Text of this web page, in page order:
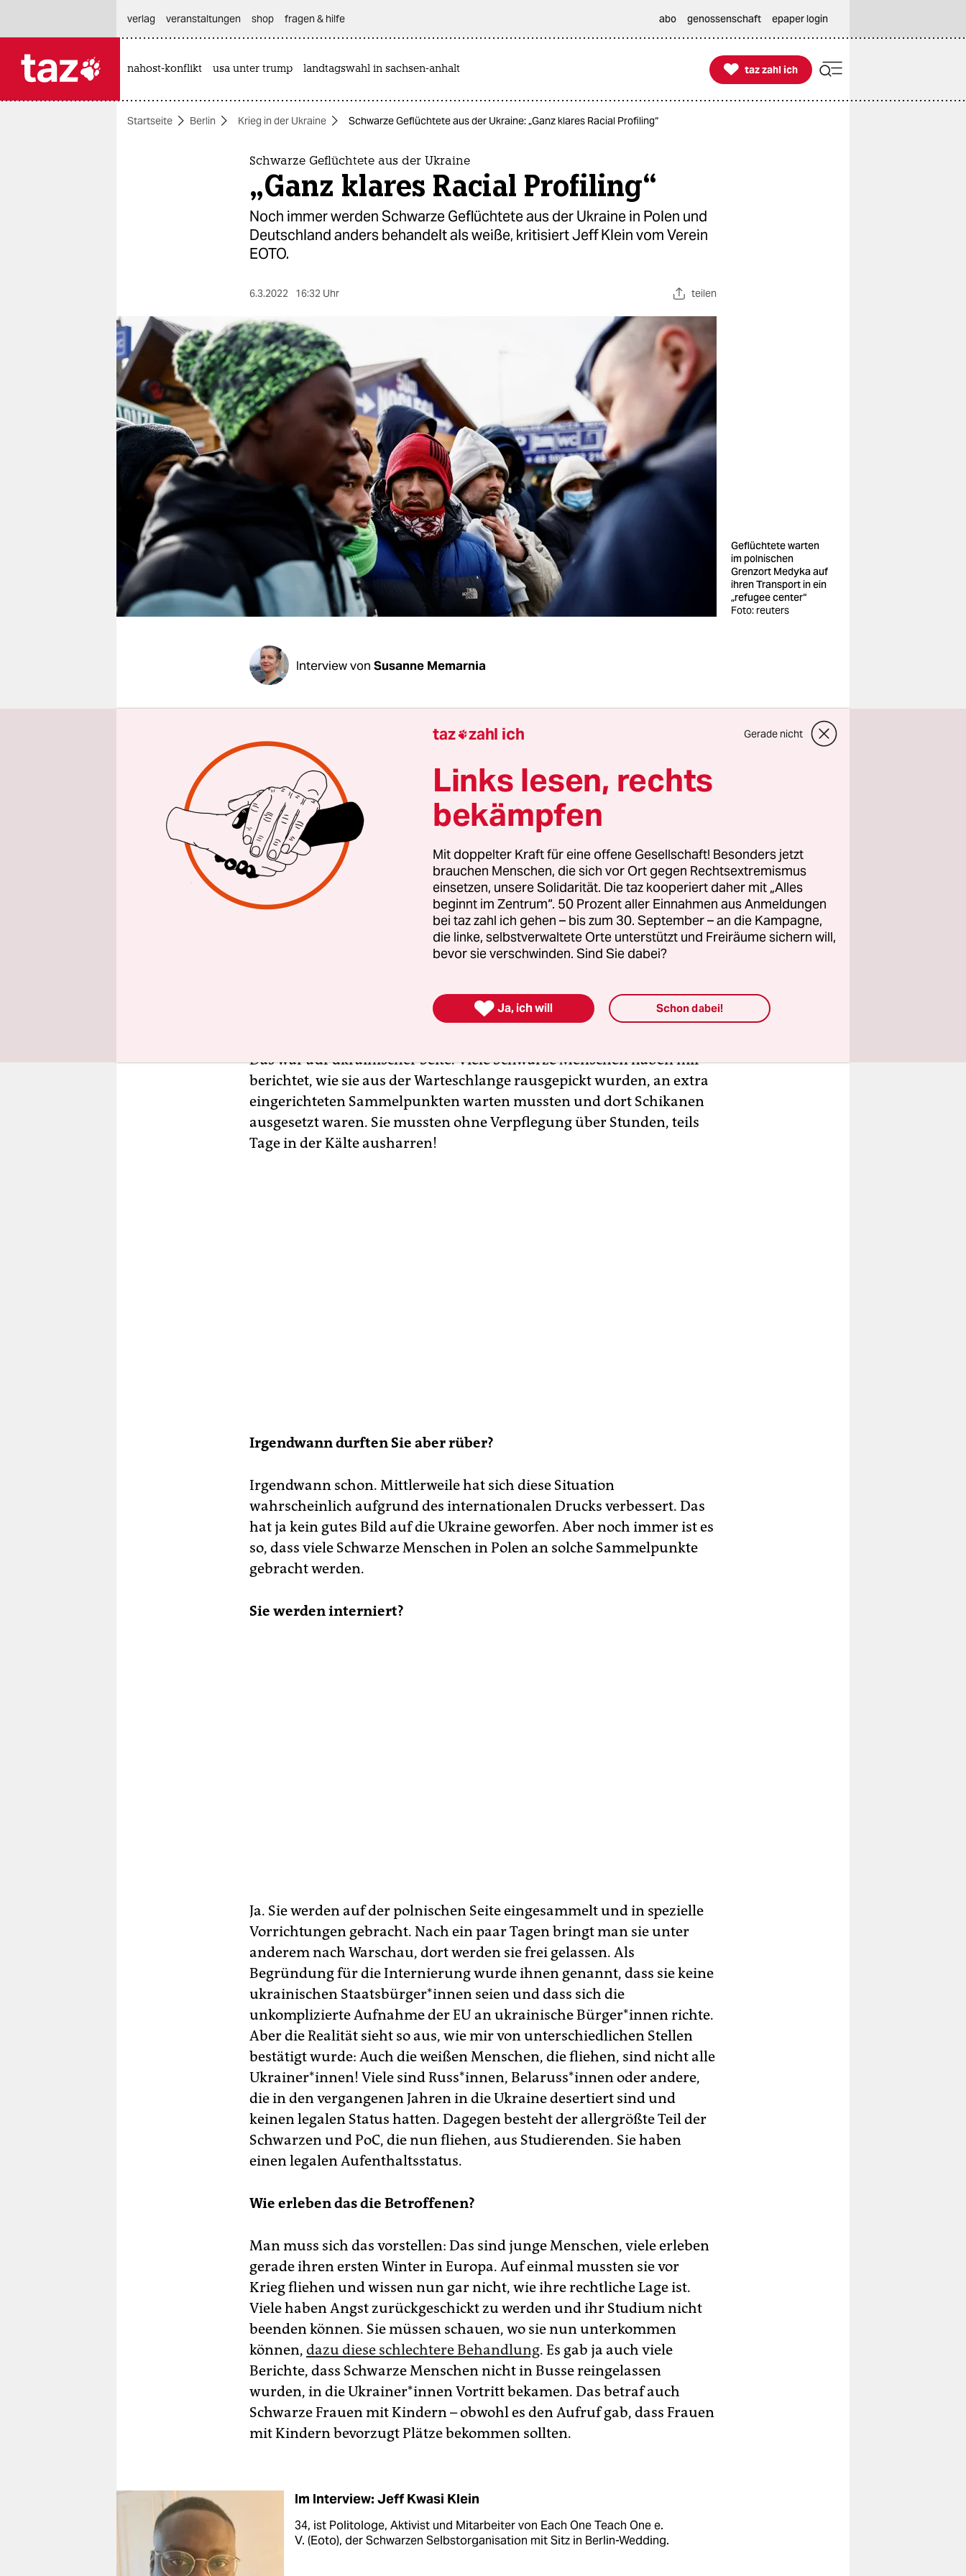
themen
berlin
nord
wahrheit
verlag
veranstaltungen
shop
fragen & hilfe
unterstützen
abo
genossenschaft
verlag
veranstaltungen shop fragen & hilfe abo genossenschaft epaper login
nahost-konflikt usa unter trump landtagswahl in sachsen-anhalt 
taz zahl ich
taz zahl ich
Startseite Berlin Krieg in der Ukraine Schwarze Geflüchtete aus der Ukraine: „Ganz klares Racial Profiling“
Schwarze Geflüchtete aus der Ukraine
„Ganz klares Racial Profiling“
Noch immer werden Schwarze Geflüchtete aus der Ukraine in Polen und
Deutschland anders behandelt als weiße, kritisiert Jeff Klein vom Verein
EOTO.
6.3.2022 16:32 Uhr teilen
Geflüchtete warten
im polnischen
Grenzort Medyka auf
ihren Transport in ein
„refugee center“
Foto: reuters
Interview von Susanne Memarnia
taz: Herr Klein, Sie waren gerade in Polen wegen der Lage Schwarzer
Geflüchteter aus der Ukraine. Was haben Sie gesehen und gehört?
Jeff Klein: Ich war dort im Rahmen eines neuen Bündnisses von über
30 Schwarzen Organisationen und vielen Einzelpersonen aus
Deutschland. Wir haben uns zusammen getan aufgrund der
dramatischen Berichte und Bilder von den Grenzübergängen Ukraine-
Polen, die zeigten, wie Schwarze Menschen dort seit Ausbruch des
Krieges behandelt wurden. Leider wurde mir das vor Ort, ich war unter
anderem am Grenzübergang Medyka, von Augenzeugen bestätigt: Sie
mussten stunden-, teils tagelang in der Schlange am Grenzübergang
warten, während weiße Ukrai­ne­r*in­nen an ihnen vorbei
Waren das polnische oder ukrainische Grenzbeamte?
Das war auf ukrainischer Seite. Viele Schwarze Menschen haben mir
berichtet, wie sie aus der Warteschlange rausgepickt wurden, an extra
eingerichteten Sammelpunkten warten mussten und dort Schikanen
ausgesetzt waren. Sie mussten ohne Verpflegung über Stunden, teils
Tage in der Kälte ausharren!
Irgendwann durften Sie aber rüber?
Irgendwann schon. Mittlerweile hat sich diese Situation
wahrscheinlich aufgrund des internationalen Drucks verbessert. Das
hat ja kein gutes Bild auf die Ukraine geworfen. Aber noch immer ist es
so, dass viele Schwarze Menschen in Polen an solche Sammelpunkte
gebracht werden.
Sie werden interniert?
Ja. Sie werden auf der polnischen Seite eingesammelt und in spezielle
Vorrichtungen gebracht. Nach ein paar Tagen bringt man sie unter
anderem nach Warschau, dort werden sie frei gelassen. Als
Begründung für die Internierung wurde ihnen genannt, dass sie keine
ukrainischen Staats­bür­ge­r*in­nen seien und dass sich die
unkomplizierte Aufnahme der EU an ukrainische Bür­ge­r*in­nen richte.
Aber die Realität sieht so aus, wie mir von unterschiedlichen Stellen
bestätigt wurde: Auch die weißen Menschen, die fliehen, sind nicht alle
Ukrainer*innen! Viele sind Russ*innen, Be­la­rus­s*in­nen oder andere,
die in den vergangenen Jahren in die Ukraine desertiert sind und
keinen legalen Status hatten. Dagegen besteht der allergrößte Teil der
Schwarzen und PoC, die nun fliehen, aus Studierenden. Sie haben
einen legalen Aufenthaltsstatus.
Wie erleben das die Betroffenen?
Man muss sich das vorstellen: Das sind junge Menschen, viele erleben
gerade ihren ersten Winter in Europa. Auf einmal mussten sie vor
Krieg fliehen und wissen nun gar nicht, wie ihre rechtliche Lage ist.
Viele haben Angst zurückgeschickt zu werden und ihr Studium nicht
beenden können. Sie müssen schauen, wo sie nun unterkommen
können, dazu diese schlechtere Behandlung. Es gab ja auch viele
Berichte, dass Schwarze Menschen nicht in Busse reingelassen
wurden, in die Ukrai­ne­r*in­nen Vortritt bekamen. Das betraf auch
Schwarze Frauen mit Kindern – obwohl es den Aufruf gab, dass Frauen
mit Kindern bevorzugt Plätze bekommen sollten.
Im Interview: Jeff Kwasi Klein
34, ist Politologe, Aktivist und Mitarbeiter von Each One Teach One e.
V. (Eoto), der Schwarzen Selbstorganisation mit Sitz in Berlin-Wedding.
taz zahl ich Gerade nicht
Links lesen, rechts
bekämpfen
Mit doppelter Kraft für eine offene Gesellschaft! Besonders jetzt
brauchen Menschen, die sich vor Ort gegen Rechtsextremismus
einsetzen, unsere Solidarität. Die taz kooperiert daher mit „Alles
beginnt im Zentrum“. 50 Prozent aller Einnahmen aus Anmeldungen
bei taz zahl ich gehen – bis zum 30. September – an die Kampagne,
die linke, selbstverwaltete Orte unterstützt und Freiräume sichern will,
bevor sie verschwinden. Sind Sie dabei?
 Ja, ich will Schon dabei!